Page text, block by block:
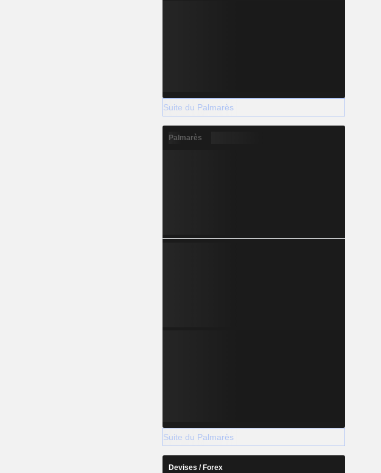
Suite du Palmarès
Palmarès
Suite du Palmarès
Devises / Forex